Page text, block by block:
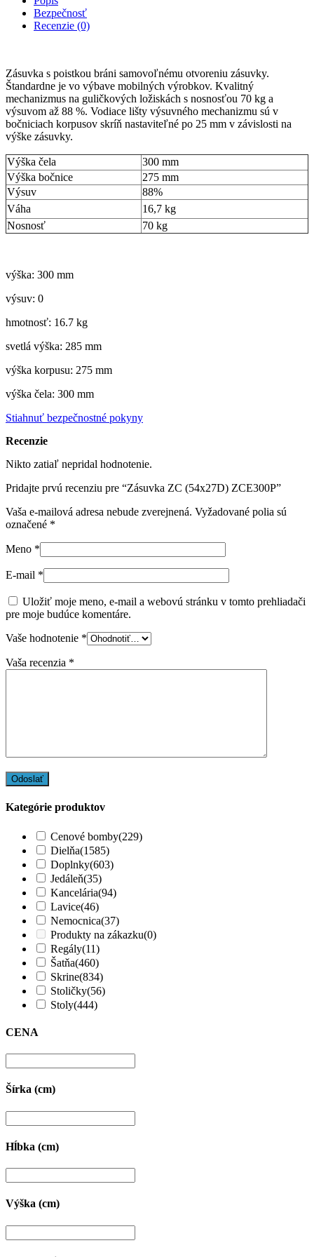
Bezpečnosť
Recenzie (0)
Zásuvka s poistkou bráni samovoľnému otvoreniu zásuvky.
Štandardne je vo výbave mobilných výrobkov. Kvalitný
mechanizmus na guličkových ložiskách s nosnosťou 70 kg a
výsuvom až 88 %. Vodiace lišty výsuvného mechanizmu sú v
bočniciach korpusov skríň nastaviteľné po 25 mm v závislosti na
výške zásuvky.
Výška čela
300 mm
Výška bočnice
275 mm
Výsuv
88%
Váha
16,7 kg
Nosnosť
70 kg
výška: 300 mm
výsuv: 0
hmotnosť: 16.7 kg
svetlá výška: 285 mm
výška korpusu: 275 mm
výška čela: 300 mm
Stiahnuť bezpečnostné pokyny
Recenzie
Nikto zatiaľ nepridal hodnotenie.
Pridajte prvú recenziu pre “Zásuvka ZC (54x27D) ZCE300P”
Vaša e-mailová adresa nebude zverejnená. Vyžadované polia sú
označené *
Meno *
E-mail *
Uložiť moje meno, e-mail a webovú stránku v tomto prehliadači
pre moje budúce komentáre.
Vaše hodnotenie *
Vaša recenzia *
Kategórie produktov
Cenové bomby(229)
Dielňa(1585)
Doplnky(603)
Jedáleň(35)
Kancelária(94)
Lavice(46)
Nemocnica(37)
Produkty na zákazku(0)
Regály(11)
Šatňa(460)
Skrine(834)
Stoličky(56)
Stoly(444)
CENA
Šírka (cm)
Hĺbka (cm)
Výška (cm)